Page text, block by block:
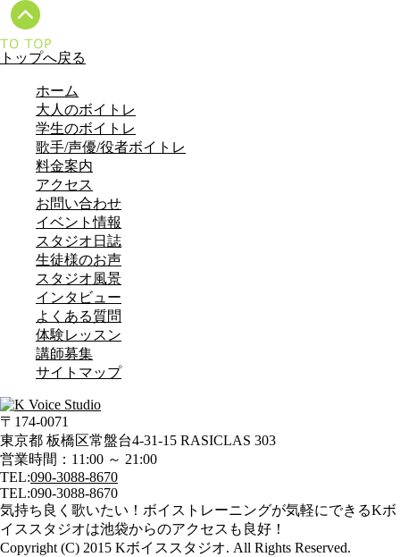
トップへ戻る
ホーム
大人のボイトレ
学生のボイトレ
歌手/声優/役者ボイトレ
料金案内
アクセス
お問い合わせ
イベント情報
スタジオ日誌
生徒様のお声
スタジオ風景
インタビュー
よくある質問
体験レッスン
講師募集
サイトマップ
〒174-0071
東京都 板橋区常盤台4-31-15 RASICLAS 303
営業時間：11:00 ～ 21:00
TEL:090-3088-8670
TEL:090-3088-8670
気持ち良く歌いたい！ボイストレーニングが気軽にできるKボ
イススタジオは池袋からのアクセスも良好！
Copyright (C) 2015 Kボイススタジオ. All Rights Reserved.